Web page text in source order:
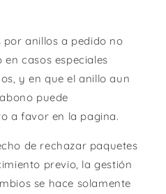
por anillos a pedido no
en casos especiales
y en que el anillo aun
puede
a favor en la pagina.
de rechazar paquetes
previo, la gestión
se hace solamente